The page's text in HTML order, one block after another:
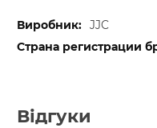
JJC
Відгуки